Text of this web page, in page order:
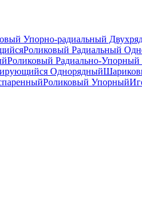
Упорно-радиальный
Роликовый Радиальный
Роликовый Радиально-
Однорядный
Роликовый Упорный